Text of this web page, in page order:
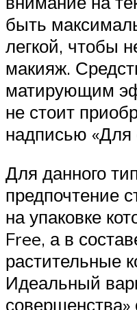
быть
легкой, чтобы
макияж.
матирующим
не стоит
надписью «Для
Для данного
предпочтение
на упаковке
Free, а в
растительные
Идеальный
совершенства»